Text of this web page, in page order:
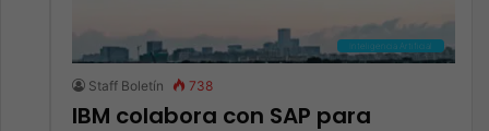
Inteligencia Artificial
Staff Boletín 738
IBM colabora con SAP para